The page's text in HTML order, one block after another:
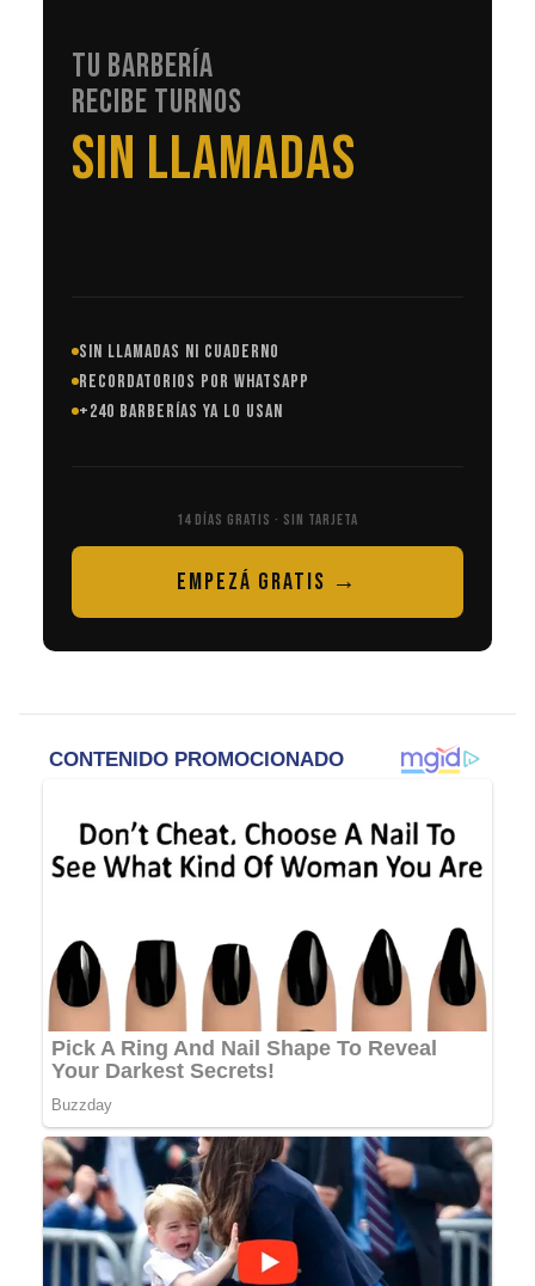
TU BARBERÍA
RECIBE TURNOS
EN AUTOMÁTICO
SIN LLAMADAS NI CUADERNO
RECORDATORIOS POR WHATSAPP
+240 BARBERÍAS YA LO USAN
14 DÍAS GRATIS · SIN TARJETA
EMPEZÁ GRATIS →